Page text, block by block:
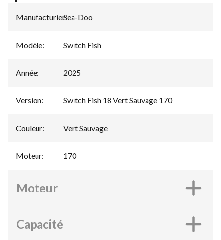
Manufacturier:
Sea-Doo
Modèle: Switch Fish
Année: 2025
Version: Switch Fish 18 Vert Sauvage 170
Couleur: Vert Sauvage
Moteur: 170
Moteur
Capacité